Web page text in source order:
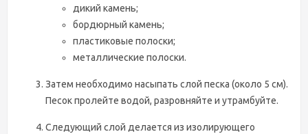
дикий камень;
бордюрный камень;
пластиковые полоски;
металлические полоски.
Затем необходимо насыпать слой песка (около 5 см).
Песок пролейте водой, разровняйте и утрамбуйте.
Следующий слой делается из изолирующего